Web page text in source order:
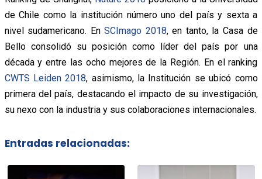
de Chile como la institución número uno del país y sexta a
nivel sudamericano. EnSCImago 2018, en tanto, la Casa de
Bello consolidó su posición como líder del país por una
década y entre las ocho mejores de la Región. En el ranking
CWTS Leiden 2018, asimismo, la Institución se ubicó como
primera del país, destacando el impacto de su investigación,
su nexo con la industria y sus colaboraciones internacionales.
Entradas relacionadas: